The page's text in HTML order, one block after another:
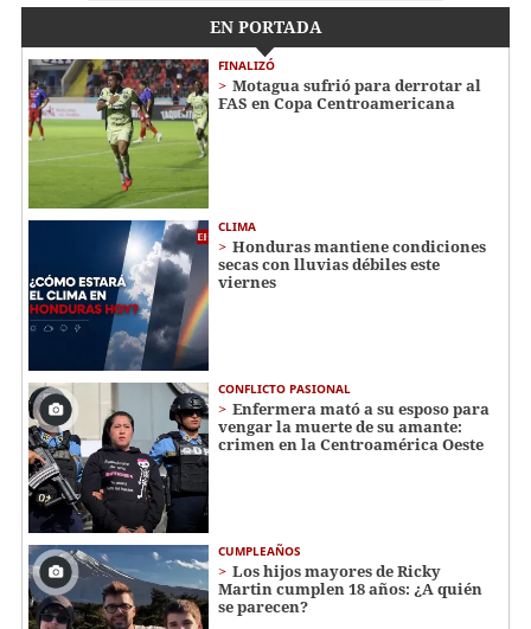
EN PORTADA
FINALIZÓ
Motagua sufrió para derrotar al
FAS en Copa Centroamericana
CLIMA
Honduras mantiene condiciones
secas con lluvias débiles este
viernes
CONFLICTO PASIONAL
Enfermera mató a su esposo para
vengar la muerte de su amante:
crimen en la Centroamérica Oeste
CUMPLEAÑOS
Los hijos mayores de Ricky
Martin cumplen 18 años: ¿A quién
se parecen?